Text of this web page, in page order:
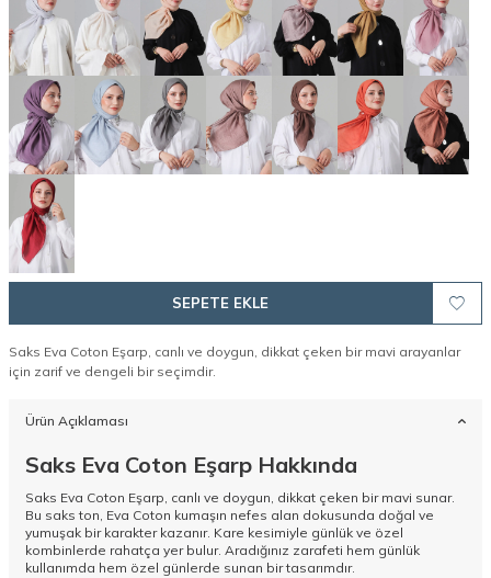
SEPETE EKLE
Saks Eva Coton Eşarp, canlı ve doygun, dikkat çeken bir mavi arayanlar
için zarif ve dengeli bir seçimdir.
Ürün Açıklaması
Saks Eva Coton Eşarp Hakkında
Saks Eva Coton Eşarp, canlı ve doygun, dikkat çeken bir mavi sunar.
Bu saks ton, Eva Coton kumaşın nefes alan dokusunda doğal ve
yumuşak bir karakter kazanır. Kare kesimiyle günlük ve özel
kombinlerde rahatça yer bulur. Aradığınız zarafeti hem günlük
kullanımda hem özel günlerde sunan bir tasarımdır.